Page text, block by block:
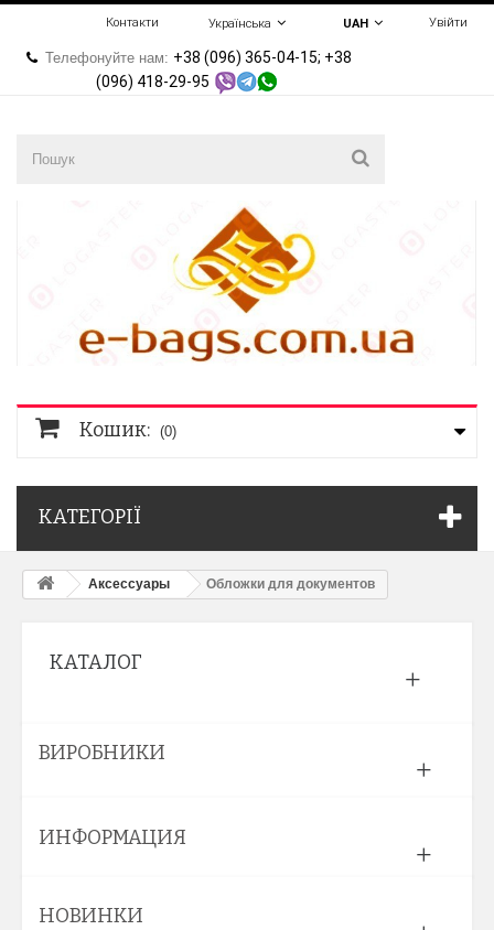
Увійти
UAH
Українська
Контакти
Телефонуйте нам: +38 (096) 365-04-15; +38
(096) 418-29-95
Кошик: (0)
КАТЕГОРІЇ
Аксессуары Обложки для документов
КАТАЛОГ
ВИРОБНИКИ
ИНФОРМАЦИЯ
НОВИНКИ